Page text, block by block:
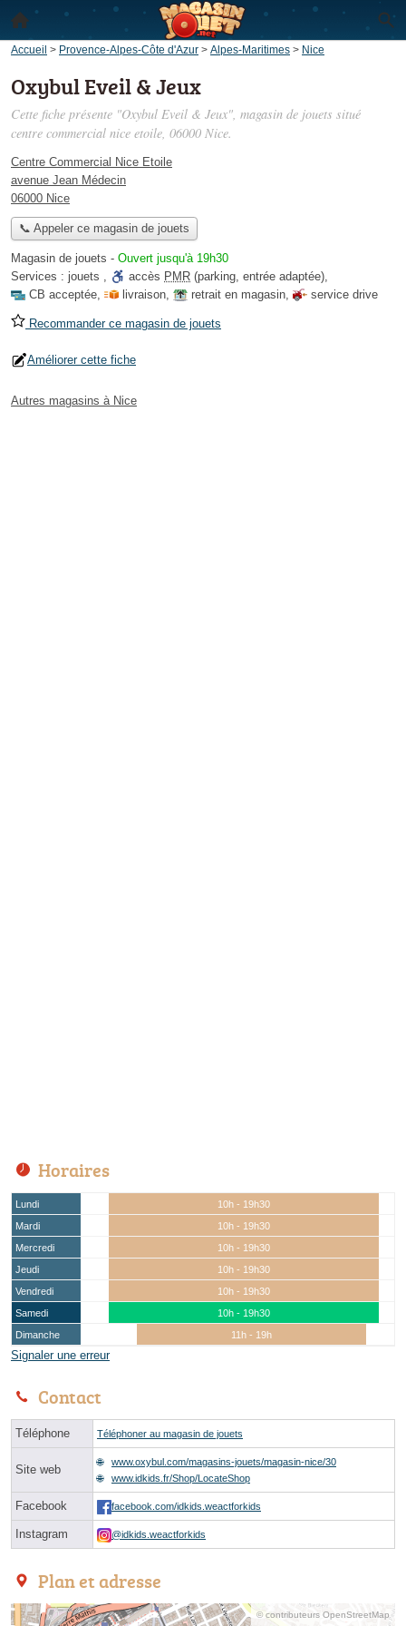
Accueil > Provence-Alpes-Côte d'Azur > Alpes-Maritimes > Nice
Oxybul Eveil & Jeux
Cette fiche présente "Oxybul Eveil & Jeux", magasin de jouets situé
centre commercial nice etoile, 06000 Nice.
Centre Commercial Nice Etoile
avenue Jean Médecin
06000 Nice
📞 Appeler ce magasin de jouets
Magasin de jouets - Ouvert jusqu'à 19h30
Services : jouets , accès PMR (parking, entrée adaptée),
CB acceptée, livraison, retrait en magasin, service drive
Recommander ce magasin de jouets
Améliorer cette fiche
Autres magasins à Nice
Horaires
Lundi
10h - 19h30
Mardi
10h - 19h30
Mercredi
10h - 19h30
Jeudi
10h - 19h30
Vendredi
10h - 19h30
Samedi
10h - 19h30
Dimanche
11h - 19h
Signaler une erreur
Contact
Téléphone Téléphoner au magasin de jouets
Site web
www.oxybul.com/magasins-jouets/magasin-nice/30
www.idkids.fr/Shop/LocateShop
Facebook facebook.com/idkids.weactforkids
Instagram @idkids.weactforkids
Plan et adresse
© contributeurs OpenStreetMap